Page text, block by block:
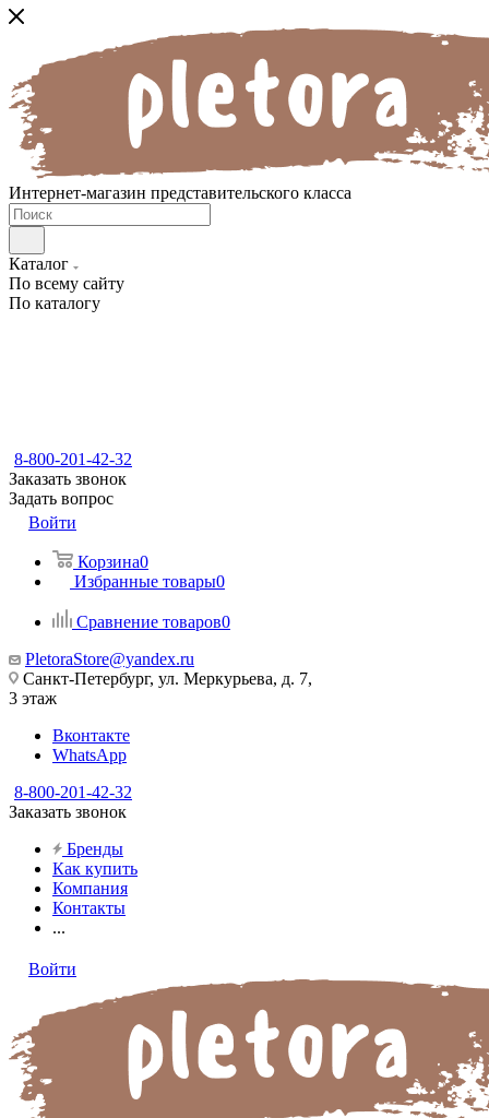
Интернет-магазин представительского класса
Каталог
По всему сайту
По каталогу
8-800-201-42-32
Заказать звонок
Задать вопрос
Войти
Корзина0
Избранные товары0
Сравнение товаров0
PletoraStore@yandex.ru
Санкт-Петербург, ул. Меркурьева, д. 7,
3 этаж
Вконтакте
WhatsApp
8-800-201-42-32
Заказать звонок
Бренды
Как купить
Компания
Контакты
...
Войти